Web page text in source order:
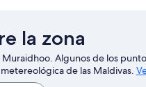
la zona
Algunos de los
de las Maldivas.